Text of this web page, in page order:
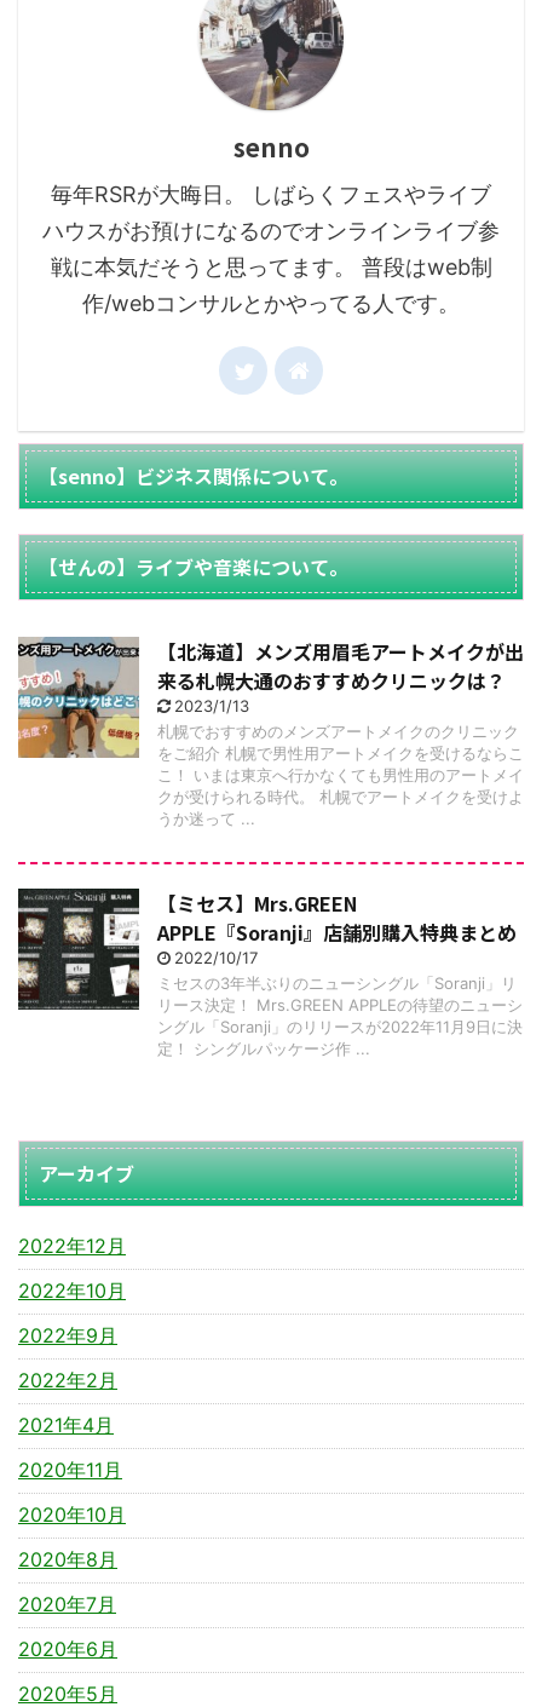
senno
毎年RSRが大晦日。 しばらくフェスやライブ
ハウスがお預けになるのでオンラインライブ参
戦に本気だそうと思ってます。 普段はweb制
作/webコンサルとかやってる人です。
【senno】ビジネス関係について。
【せんの】ライブや音楽について。
【北海道】メンズ用眉毛アートメイクが出
来る札幌大通のおすすめクリニックは？
2023/1/13
札幌でおすすめのメンズアートメイクのクリニック
をご紹介 札幌で男性用アートメイクを受けるならこ
こ！ いまは東京へ行かなくても男性用のアートメイ
クが受けられる時代。 札幌でアートメイクを受けよ
うか迷って ...
【ミセス】Mrs.GREEN
APPLE『Soranji』店舗別購入特典まとめ
2022/10/17
ミセスの3年半ぶりのニューシングル「Soranji」リ
リース決定！ Mrs.GREEN APPLEの待望のニューシ
ングル「Soranji」のリリースが2022年11月9日に決
定！ シングルパッケージ作 ...
アーカイブ
2022年12月
2022年10月
2022年9月
2022年2月
2021年4月
2020年11月
2020年10月
2020年8月
2020年7月
2020年6月
2020年5月